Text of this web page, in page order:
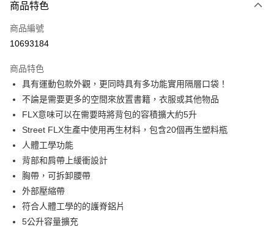
信用卡一次付款
LINE Pay
街口支付
悠遊付
AFTEE先享後付
相關說明
【關於「AFTEE先享後付」】
AFTEE先享後付是「在收到商品之後才付款」的支付方式。 讓您購物簡單
便利好安心！
１．簡單：不需註冊會員、不需綁卡、不需儲值。
３．安心：先確認商品／服務後，再付款。
ATM付款
貨到付款
運送方式
商品特色
商品編號
10693184
商品特色
具有運動包款外觀，更同時具有多功能實用隔層口袋！
不論是需要更多的空間來放置書籍，衣服或其他物品
FLX意味可以在需要時將背包的容積擴大約5升
Street FLX生產中使用再生材料，包含20個再生塑料瓶
人體工學功能
背部和肩帶上緩衝設計
胸帶，可拆卸腰帶
外部壓縮帶
符合人體工學的的護脊鋁片
5公升容量擴充